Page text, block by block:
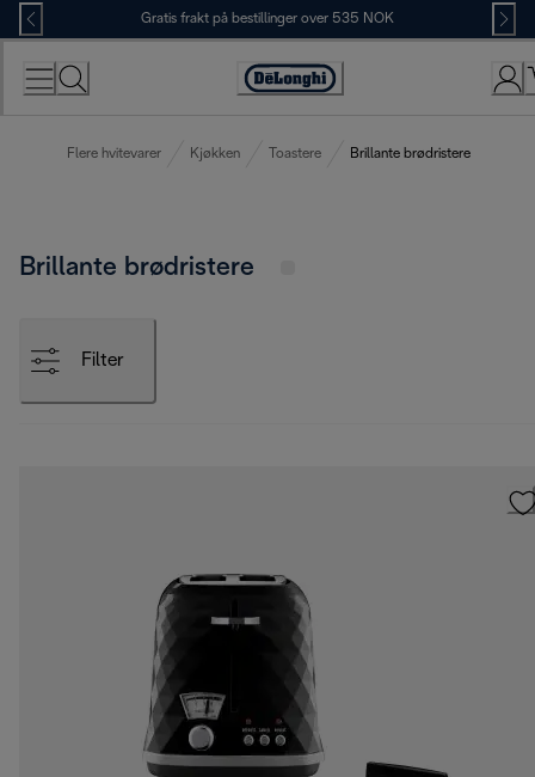
Skip
to
Content
Gratis frakt på bestillinger over 535 NOK
Accessibility
Flere hvitevarer Kjøkken Toastere Brillante brødristere
Brillante brødristere
Filter